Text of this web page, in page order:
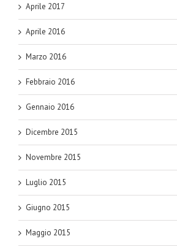
Aprile 2017
Aprile 2016
Marzo 2016
Febbraio 2016
Gennaio 2016
Dicembre 2015
Novembre 2015
Luglio 2015
Giugno 2015
Maggio 2015